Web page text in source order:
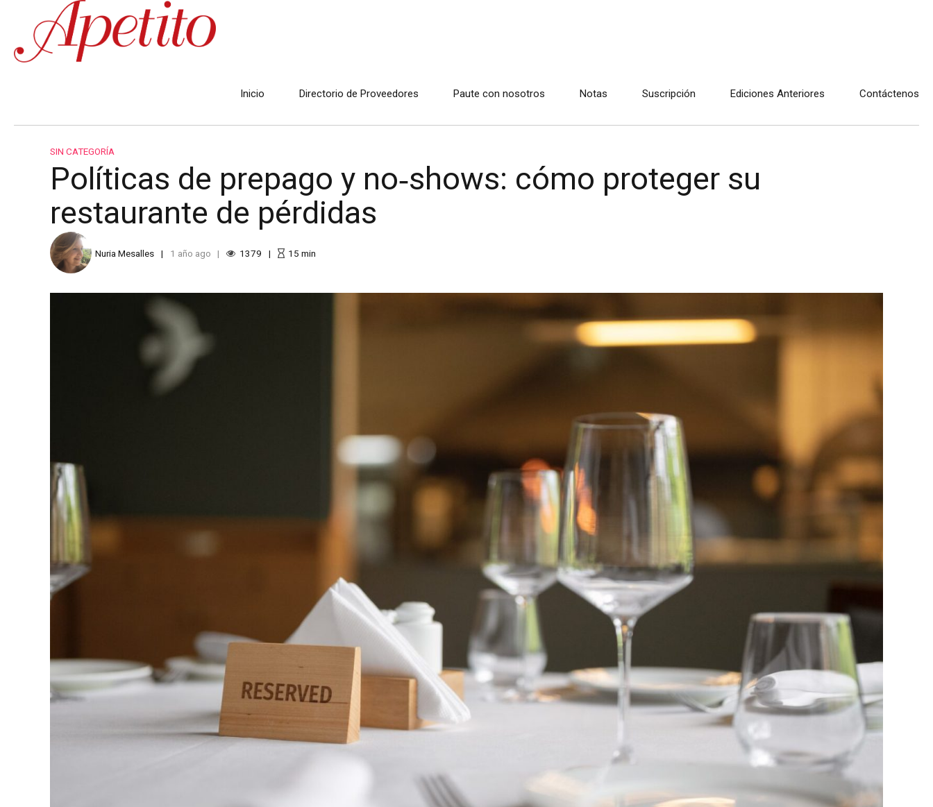
Inicio Directorio de Proveedores Paute con nosotros Notas Suscripción Ediciones Anteriores Contáctenos
SIN CATEGORÍA
Políticas de prepago y no‑shows: cómo proteger su
restaurante de pérdidas
Nuria Mesalles 1 año ago 1379 15 min